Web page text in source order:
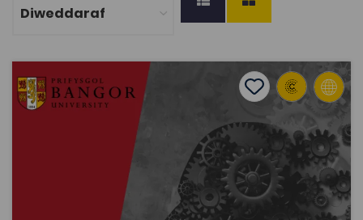
Adnoddau Adolygu Seicoleg Lefel A
Add to favourites
Dyddiad cyhoeddi: 2020 Add to favourites
Adnoddau Adolygu Seicoleg Lefel A
Adnodd Coleg Cymraeg
Ar y dudalen we hon ceir adnoddau ar gyfer adolygu